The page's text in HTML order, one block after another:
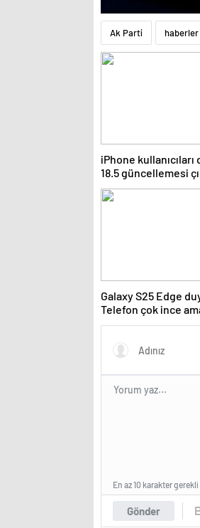
Ak Parti haberler
iPhone kullanıcıları
18.5 güncellemesi
yenilikler
Galaxy S25 Edge
Telefon çok ince
batarya?
Gönder
En az 10 karakter gerekli